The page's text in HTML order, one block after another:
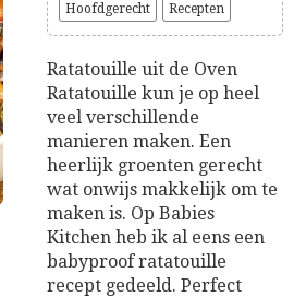
Hoofdgerecht Recepten
Ratatouille uit de Oven
Ratatouille kun je op heel
veel verschillende
manieren maken. Een
heerlijk groenten gerecht
wat onwijs makkelijk om te
maken is. Op Babies
Kitchen heb ik al eens een
babyproof ratatouille
recept gedeeld. Perfect